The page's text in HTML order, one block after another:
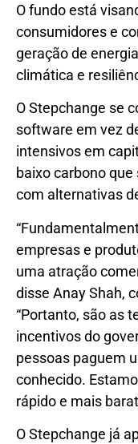
O fundo está
consumidores e
geração de
climática e
O Stepchange se
software em vez
intensivos em
baixo carbono
com alternativas
empresas e
uma atração
disse Anay Shah,
“Portanto, são as
incentivos do
pessoas paguem
conhecido.
rápido e mais
O Stepchange já